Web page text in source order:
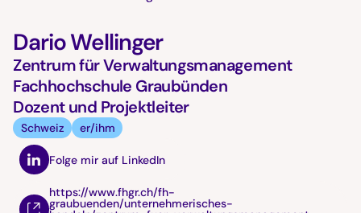
Dario Wellinger
Zentrum für Verwaltungsmanagement
Fachhochschule Graubünden
Dozent und Projektleiter
Schweiz er/ihm
Folge mir auf LinkedIn
https://www.fhgr.ch/fh-
graubuenden/unternehmerisches-